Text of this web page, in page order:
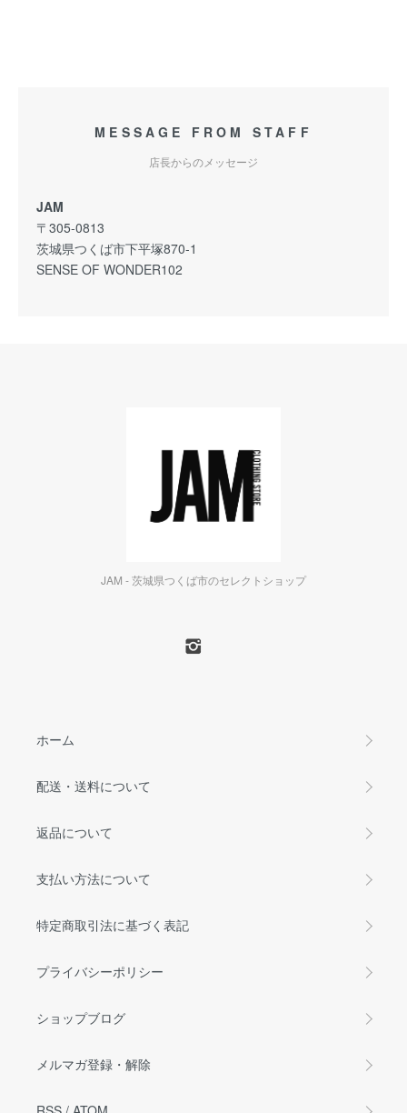
MESSAGE FROM STAFF
店長からのメッセージ
JAM
〒305-0813
茨城県つくば市下平塚870-1
SENSE OF WONDER102
JAM - 茨城県つくば市のセレクトショップ
ホーム
配送・送料について
返品について
支払い方法について
特定商取引法に基づく表記
プライバシーポリシー
ショップブログ
メルマガ登録・解除